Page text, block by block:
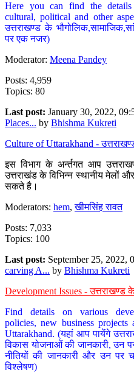
Here you can find the details
cultural, political and other
उत्तराखण्ड के
पर एक नजर)
Moderator: Meena Pandey
Posts: 4,959
Topics: 80
Last post: January 30, 2022,
Places... by Bhishma Kukreti
Culture of Uttarakhand -
इस विभाग के अर्न्तगत आप
उत्तराखंड के विभिन्न स्थानीय मेलों
सकते है।
Moderators: hem,खीमसिंह रावत
Posts: 7,033
Topics: 100
Last post: September 25, 2022,
carving A... by Bhishma Kukreti
Development Issues - उत्तराखण्ड
Find details on various
policies, new business
Uttarakhand. (यहां आप पायेंगे
विकास योजनाओं की जानकारी, उन
नीतियों की जानकारी और उन पर
विश्लेषण)